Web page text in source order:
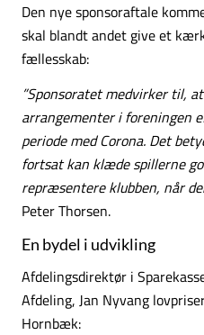
Den nye sponsoraftale
skal blandt andet give et
fællesskab:
”Sponsoratet medvirker til,
arrangementer i foreningen
periode med Corona. Det
fortsat kan klæde spillerne
repræsentere klubben, når
Peter Thorsen.
En bydel i udvikling
Afdelingsdirektør i
Afdeling, Jan Nyvang
Hornbæk: